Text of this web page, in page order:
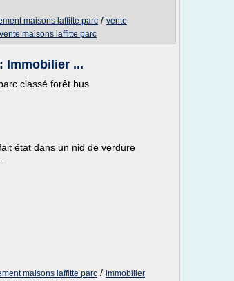
maisons laffitte parc / vente
vente maisons laffitte parc
Immobilier ...
classé forêt bus
état dans un nid de verdure
maisons laffitte parc / immobilier